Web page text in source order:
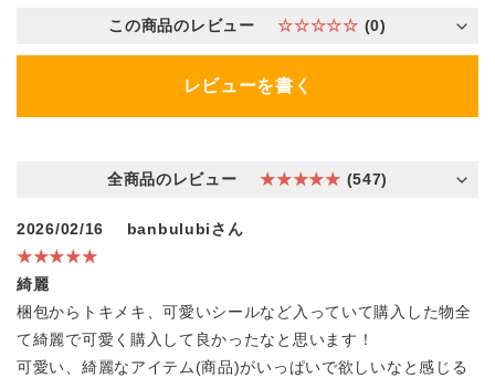
この商品のレビュー ☆☆☆☆☆ (0)
レビューを書く
全商品のレビュー ★★★★★ (547)
2026/02/16
banbulubiさん
★★★★★
綺麗
梱包からトキメキ、可愛いシールなど入っていて購入した物全
て綺麗で可愛く購入して良かったなと思います！
可愛い、綺麗なアイテム(商品)がいっぱいで欲しいなと感じる